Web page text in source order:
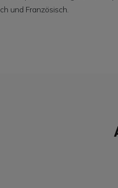
und Französisch.